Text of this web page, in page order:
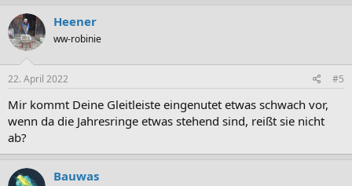
Heener
ww-robinie
22. April 2022 #5
Mir kommt Deine Gleitleiste eingenutet etwas schwach vor,
wenn da die Jahresringe etwas stehend sind, reißt sie nicht
ab?
Bauwas